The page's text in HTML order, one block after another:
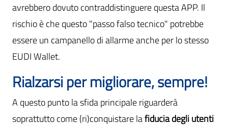
avrebbero dovuto contraddistinguere questa APP. Il
rischio è che questo "passo falso tecnico" potrebbe
essere un campanello di allarme anche per lo stesso
EUDI Wallet.
Rialzarsi per migliorare, sempre!
A questo punto la sfida principale riguarderà
soprattutto come (ri)conquistare lafiducia degli utenti